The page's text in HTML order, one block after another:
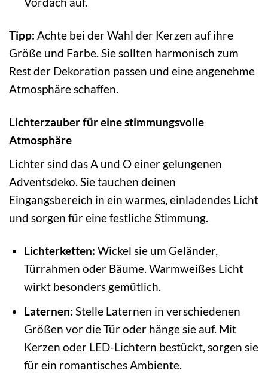
Tipp: Achte bei der Wahl der Kerzen auf ihre
Größe und Farbe. Sie sollten harmonisch zum
Rest der Dekoration passen und eine angenehme
Atmosphäre schaffen.
Lichterzauber für eine stimmungsvolle
Atmosphäre
Lichter sind das A und O einer gelungenen
Adventsdeko. Sie tauchen deinen
Eingangsbereich in ein warmes, einladendes Licht
und sorgen für eine festliche Stimmung.
Lichterketten: Wickel sie um Geländer,
Türrahmen oder Bäume. Warmweißes Licht
wirkt besonders gemütlich.
Laternen: Stelle Laternen in verschiedenen
Größen vor die Tür oder hänge sie auf. Mit
Kerzen oder LED-Lichtern bestückt, sorgen sie
für ein romantisches Ambiente.